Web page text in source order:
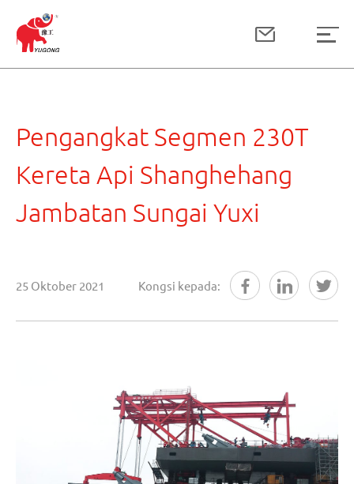
Pengangkat Segmen 230T
Kereta Api Shanghehang
Jambatan Sungai Yuxi
25 Oktober 2021 Kongsi kepada: